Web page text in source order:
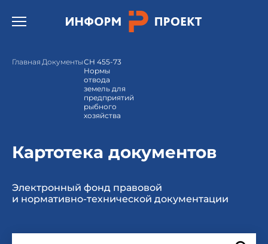
Открыть бургер меню.
Главная ДокументыСН 455-73
Нормы
отвода
земель для
предприятий
рыбного
хозяйства
Картотека документов
Электронный фонд правовой
и нормативно-технической документации